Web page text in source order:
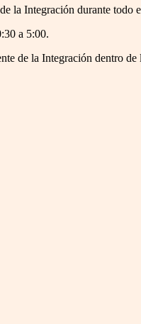
la Integración durante todo
a 5:00.
de la Integración dentro